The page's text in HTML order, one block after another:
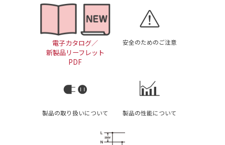
電子カタログ／
新製品リーフレット
PDF
安全のためのご注意
製品の取り扱いについて 製品の性能について